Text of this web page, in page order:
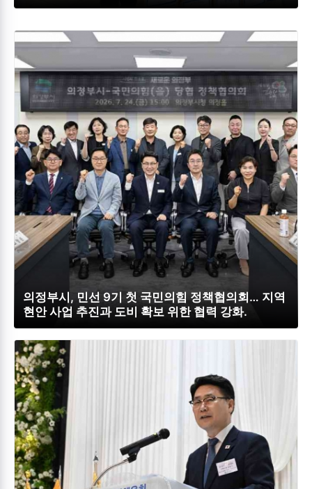
의정부시, 민선 9기 첫 국민의힘 정책협의회… 지역
현안 사업 추진과 도비 확보 위한 협력 강화.